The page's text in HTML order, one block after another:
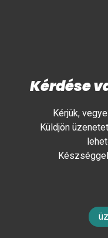
Kérdése
Kérjük,
Küldjön